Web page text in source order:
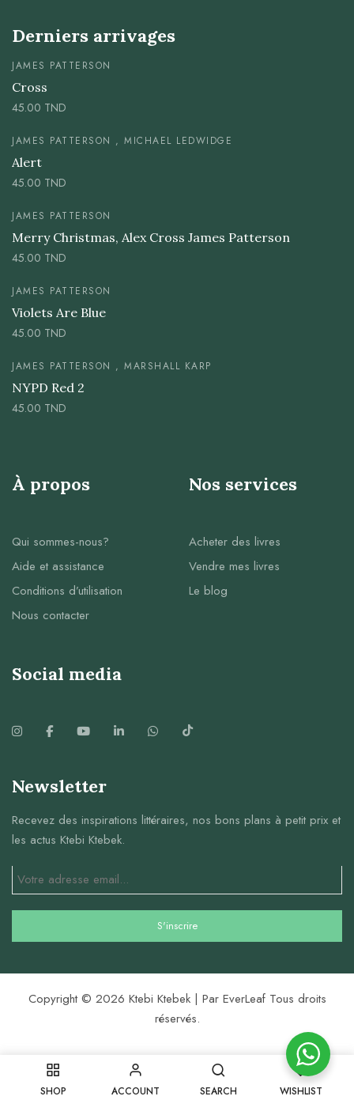
SHOP ACCOUNT SEARCH
0
WISHLIST
Derniers arrivages
JAMES PATTERSON
Cross
45.00 TND
JAMES PATTERSON , MICHAEL LEDWIDGE
Alert
45.00 TND
JAMES PATTERSON
Merry Christmas, Alex Cross James Patterson
45.00 TND
JAMES PATTERSON
Violets Are Blue
45.00 TND
JAMES PATTERSON , MARSHALL KARP
NYPD Red 2
45.00 TND
À propos
Qui sommes-nous?
Aide et assistance
Conditions d’utilisation
Nous contacter
Nos services
Acheter des livres
Vendre mes livres
Le blog
Social media
Newsletter
Recevez des inspirations littéraires, nos bons plans à petit prix et
les actus Ktebi Ktebek.
Copyright © 2026 Ktebi Ktebek | Par EverLeaf Tous droits
réservés.